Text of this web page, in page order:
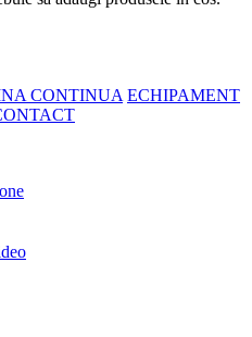
CONTINUA ECHIPAMENT